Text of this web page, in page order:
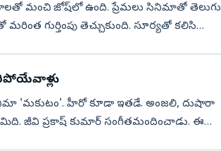
మంచి జోష్‌లో ఉంది. ప్రేమలు సినిమాతో తెలుగు
మరింత గుర్తింపు తెచ్చుకుంది. సూర్యతో కలిసి
'మకుటం'. హీరో కూడా ఇతడే. అంజలి, దుషారా
జీవి ప్రకాష్‌ కుమార్‌ సంగీతమందించాడు. ఈ